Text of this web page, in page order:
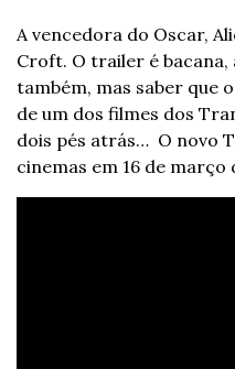
A vencedora do Oscar,
Croft. O trailer é bacana,
também, mas saber que
de um dos filmes dos
dois pés atrás…  O novo
cinemas em 16 de março